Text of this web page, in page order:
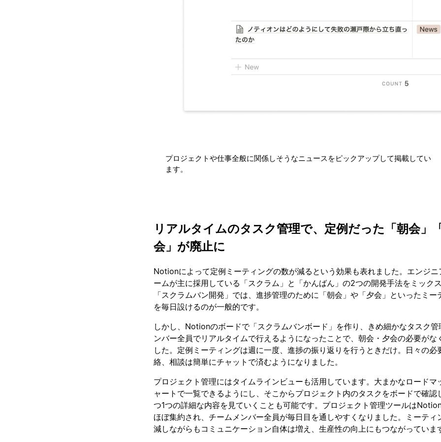
プロジェクトや仕事全般に関係しそうなニュースをピックアップして掲載してい
ます。
リアルタイムのタスク管理で、定例だった「朝会」
会」が廃止に
Notionによって定例ミーティングの数が減るという効果も表れました。エンジニ
ームが主に採用している「スクラム」と「かんばん」の2つの開発手法をミック
「スクラムバン開発」では、進捗管理のために「朝会」や「夕会」といったミー
を毎日設けるのが一般的です。
しかし、Notionのボードで「スクラムバンボード」を作り、きめ細かなタスク管
ンバー全員でリアルタイムで行えるようになったことで、朝会・夕会の必要がな
した。定例ミーティングは週に一度、進捗の振り返りを行うときだけ。日々の必
絡、相談は簡単にチャットで済むようになりました。
プロジェクト管理にはタイムラインビューも活用しています。大まかなロードマ
ャートで一覧できるようにし、そこからプロジェクト内のタスクをボードで確認
つ1つの詳細な内容を見ていくことも可能です。プロジェクト管理ツールは
ほぼ集約され、チームメンバー全員が毎日目を通しやすくなりました。ミーティ
減しながらもコミュニケーション自体は増え、生産性の向上にもつながっていま